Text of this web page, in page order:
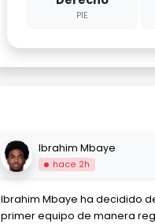
PIE
Ibrahim Mbaye
hace 2h
Ibrahim Mbaye ha decidido
primer equipo de manera